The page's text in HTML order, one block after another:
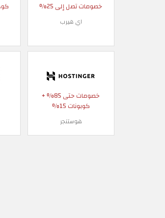
خصومات تصل إلى 25%
اي هيرب
خصومات حتى 85% +
كوبونات 15%
هوستنجر